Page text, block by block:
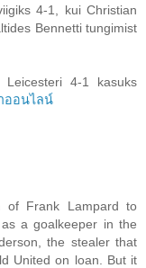
4-1, kui Christian
Bennetti tungimist
Leicesteri 4-1 kasuks
ออนไลน์
of Frank Lampard to
a goalkeeper in the
the stealer that
United on loan. But it